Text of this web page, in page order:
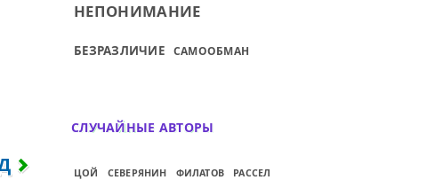
МАТЬ-ГЕРОИНЮ...
ОДИНОЧЕСТВО — ЭТО СОСТОЯНИЕ,
НЕПОНИМАНИЕ
БЕЗРАЗЛИЧИЕ САМООБМАН
СЛУЧАЙНЫЕ АВТОРЫ
ЦОЙ СЕВЕРЯНИН ФИЛАТОВ РАССЕЛ